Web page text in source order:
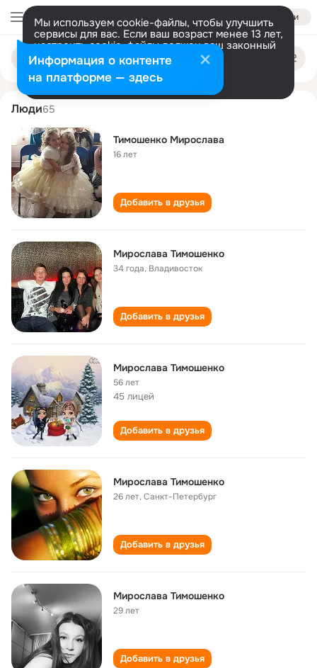
Войти
Мы используем cookie-файлы, чтобы улучшить
сервисы для вас. Если ваш возраст менее 13 лет,
настроить cookie-файлы должен ваш законный
представитель. Больше информации
Разрешить все Настроить
Поиск
людям
miroslava timoshenko
Люди65
Тимошенко Мирослава
16 лет
Добавить в друзья
Мирослава Тимошенко
34 года, Владивосток
Добавить в друзья
Мирослава Тимошенко
56 лет
45 лицей
Добавить в друзья
Мирослава Тимошенко
26 лет,Санкт-Петербург
Добавить в друзья
Мирослава Тимошенко
29 лет
Добавить в друзья
Информация о контенте
на платформе — здесь